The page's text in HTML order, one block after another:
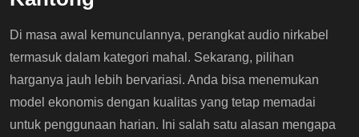
Di masa awal kemunculannya, perangkat audio nirkabel
termasuk dalam kategori mahal. Sekarang, pilihan
harganya jauh lebih bervariasi. Anda bisa menemukan
model ekonomis dengan kualitas yang tetap memadai
untuk penggunaan harian. Ini salah satu alasan mengapa